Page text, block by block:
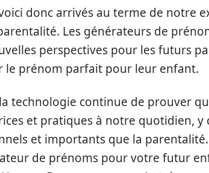
donc arrivés au terme de notre
Les générateurs de
perspectives pour les futurs
le prénom parfait pour leur enfant.
technologie continue de prouver
et pratiques à notre quotidien, y
et importants que la
de prénoms pour votre futur